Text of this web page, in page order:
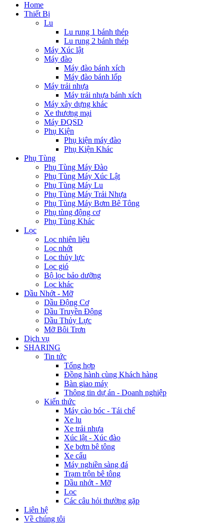
Home
Thiết Bị
Lu
Lu rung 1 bánh thép
Lu rung 2 bánh thép
Máy Xúc lật
Máy đào
Máy đào bánh xích
Máy đào bánh lốp
Máy trải nhựa
Máy trải nhựa bánh xích
Máy xây dựng khác
Xe thương mại
Máy ĐQSD
Phụ Kiện
Phụ kiện máy đào
Phụ Kiện Khác
Phụ Tùng
Phụ Tùng Máy Đào
Phụ Tùng Máy Xúc Lật
Phụ Tùng Máy Lu
Phụ Tùng Máy Trải Nhựa
Phụ Tùng Máy Bơm Bê Tông
Phụ tùng động cơ
Phụ Tùng Khác
Lọc
Lọc nhiên liệu
Lọc nhớt
Lọc thủy lực
Lọc gió
Bộ lọc bảo dưỡng
Lọc khác
Dầu Nhớt - Mỡ
Dầu Động Cơ
Dầu Truyền Động
Dầu Thủy Lực
Mỡ Bôi Trơn
Dịch vụ
SHARING
Tin tức
Tổng hợp
Đồng hành cùng Khách hàng
Bàn giao máy
Thông tin dự án - Doanh nghiệp
Kiến thức
Máy cào bóc - Tái chế
Xe lu
Xe trải nhựa
Xúc lật - Xúc đào
Xe bơm bê tông
Xe cẩu
Máy nghiền sàng đá
Trạm trộn bê tông
Dầu nhớt - Mỡ
Lọc
Các câu hỏi thường gặp
Liên hệ
Về chúng tôi